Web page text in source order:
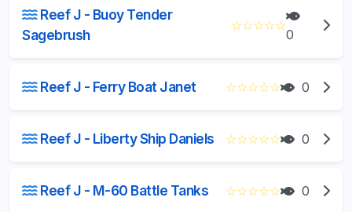
Reef J - Buoy Tender
Sagebrush
☆☆☆☆☆
0
Reef J - Ferry Boat Janet ☆☆☆☆☆ 0
Reef J - Liberty Ship Daniels ☆☆☆☆☆ 0
Reef J - M-60 Battle Tanks ☆☆☆☆☆ 0